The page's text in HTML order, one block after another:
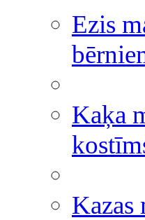
Ezis
Kaķa
Kazas